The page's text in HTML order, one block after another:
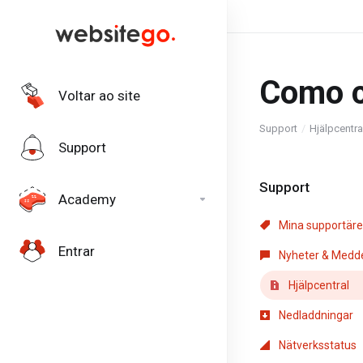
Voltar ao site
Support
Academy
Entrar
Como
Support Hjälpcentral
Support
Mina
Nyheter &
Hjälpcentral
Nedladdningar
Nätverksstatus